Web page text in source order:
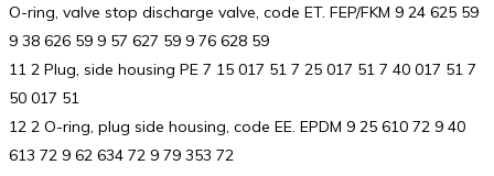
O-ring, valve stop discharge valve, code ET. FEP/FKM 9 24 625 59
9 38 626 59 9 57 627 59 9 76 628 59
11 2 Plug, side housing PE 7 15 017 51 7 25 017 51 7 40 017 51 7
50 017 51
12 2 O-ring, plug side housing, code EE. EPDM 9 25 610 72 9 40
613 72 9 62 634 72 9 79 353 72